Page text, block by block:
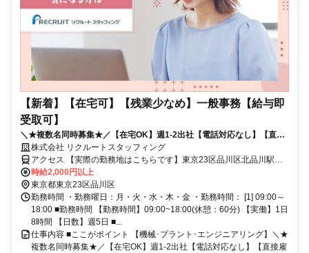
【新着】【在宅可】【残業少なめ】一般事務【給与即
受取可】
＼★複数名同時募集★／【在宅OK】週1-2出社【電話対応なし】【直接
雇用の可能性あり:正社員】【フットワークが軽い方にお勧め】【事務未
経験OK】
株式会社 リクルートスタッフィング
アクセス 【実際の勤務地はこちらです】東京23区品川区北品川駅徒
歩7分品川駅徒歩9分
時給2,000円以上
東京都東京23区品川区
勤務時間 ・勤務曜日：月・火・水・木・金 ・勤務時間： [1] 09:00～
18:00 ■勤務時間 【勤務時間】09:00~18:00(休憩：60分) 【実働】1日
8時間 【日数】週5日 ■...
仕事内容 ■ここがポイント 【機械･プラント･エンジニアリング】＼★
複数名同時募集★／【在宅OK】週1-2出社【電話対応なし】【直接雇